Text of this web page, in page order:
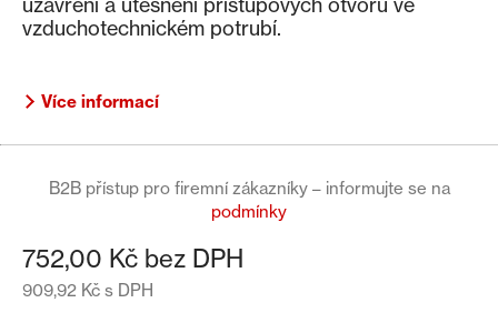
vzduchotechnickém potrubí.
Více informací
B2B přístup pro firemní zákazníky – informujte se na
podmínky
752,00 Kč bez DPH
909,92 Kč s DPH